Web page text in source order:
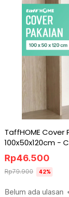
TaffHOME Cover
100x50x120cm -
Belum ada ulasan
Rp46.500
Rp79.900 42%